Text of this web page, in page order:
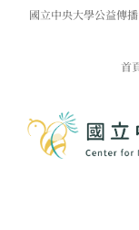
國立中央大學公益
首